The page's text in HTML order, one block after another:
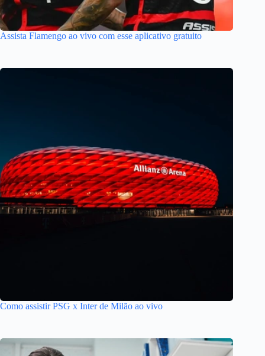
Assista Flamengo ao vivo com esse aplicativo gratuito
Como assistir PSG x Inter de Milão ao vivo